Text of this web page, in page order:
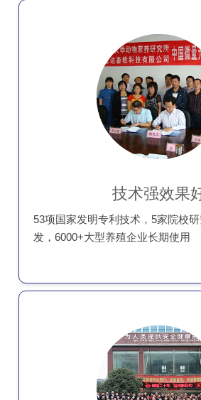
技术强效果
53项国家发明专利技术，5家院校
发，6000+大型养殖企业长期使用